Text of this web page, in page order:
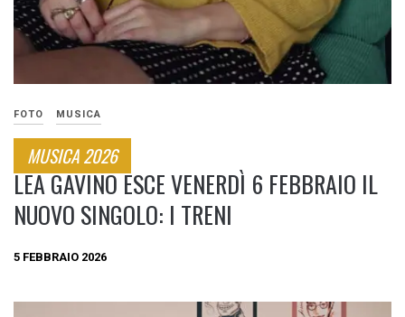
FOTO MUSICA
MUSICA 2026
LEA GAVINO ESCE VENERDÌ 6 FEBBRAIO IL
NUOVO SINGOLO: I TRENI
5 FEBBRAIO 2026